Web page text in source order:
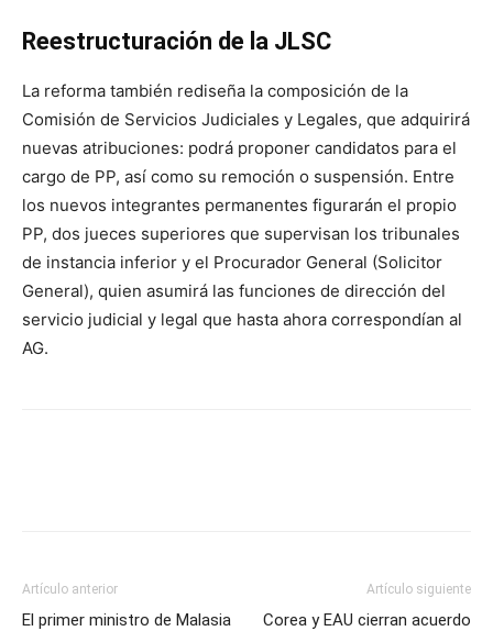
Reestructuración de la JLSC
La reforma también rediseña la composición de la
Comisión de Servicios Judiciales y Legales, que adquirirá
nuevas atribuciones: podrá proponer candidatos para el
cargo de PP, así como su remoción o suspensión. Entre
los nuevos integrantes permanentes figurarán el propio
PP, dos jueces superiores que supervisan los tribunales
de instancia inferior y el Procurador General (Solicitor
General), quien asumirá las funciones de dirección del
servicio judicial y legal que hasta ahora correspondían al
AG.
Artículo anterior
El primer ministro de Malasia
Artículo siguiente
Corea y EAU cierran acuerdo